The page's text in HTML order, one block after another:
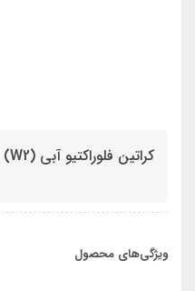
کراتین فلوراکتیو آبی (W2)
ویژگی‌های محصول